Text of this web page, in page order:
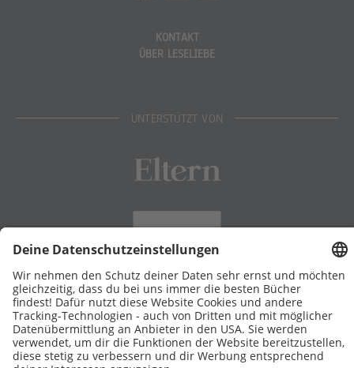
KONTAKT
ÜBER LESELIEBE
UNTERSTÜTZT VON
DATENSCHUTZ
IMPRESSUM
COOKIES